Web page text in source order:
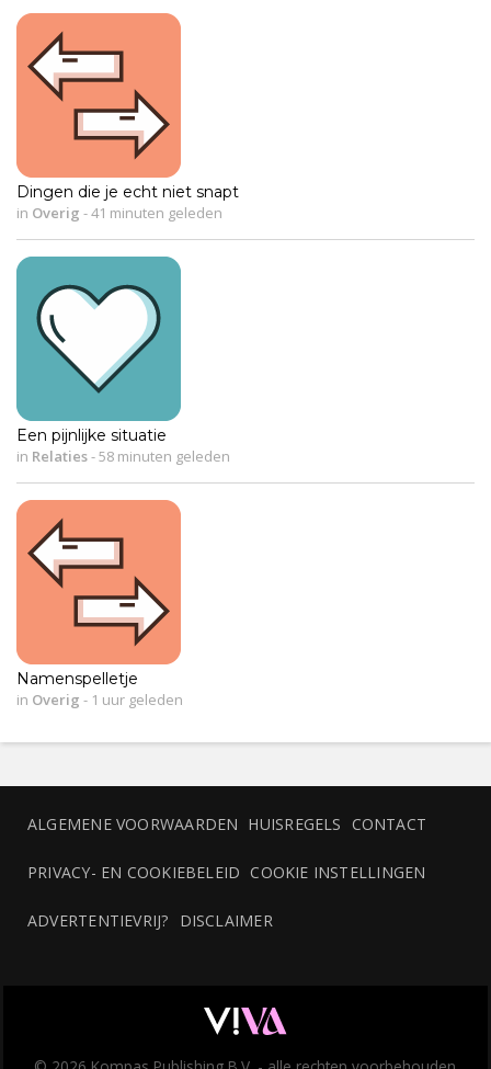
Dingen die je echt niet snapt
in Overig -41 minuten geleden
Een pijnlijke situatie
in Relaties-58 minuten geleden
Namenspelletje
in Overig - 1 uur geleden
ALGEMENE VOORWAARDEN HUISREGELS CONTACT
PRIVACY- EN COOKIEBELEID COOKIE INSTELLINGEN
ADVERTENTIEVRIJ? DISCLAIMER